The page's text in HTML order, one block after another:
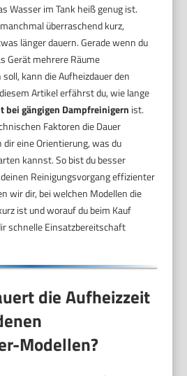
Wasser im Tank heiß genug ist.
überraschend kurz,
länger dauern. Gerade wenn du
Gerät mehrere Räume
kann die Aufheizdauer den
Artikel erfährst du, wie lange
bei gängigen Dampfreinigern ist.
Faktoren die Dauer
eine Orientierung, was du
kannst. So bist du besser
Reinigungsvorgang effizienter
wir dir, bei welchen Modellen die
ist und worauf du beim Kauf
schnelle Einsatzbereitschaft
die Aufheizzeit
Modellen?